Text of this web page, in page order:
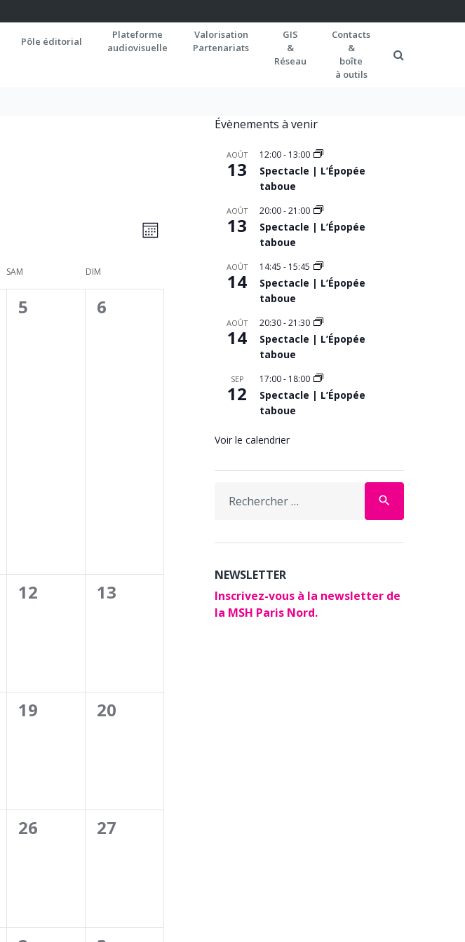
Pôle éditorial
Plateforme
audiovisuelle
Valorisation
Partenariats
GIS
&
Réseau
Contacts
&
boîte
à outils
NAVIGATION
CONSULTATIONS
Navigation
Évènement
MOIS
SAM DIM
0
5
0
6
0
12
0
13
0
19
0
20
0
26
0
27
Évènements à venir
AOÛT
13
12:00- 13:00
Spectacle | L’Épopée
taboue
AOÛT
13
20:00-21:00
Spectacle | L’Épopée
taboue
AOÛT
14
14:45 - 15:45
Spectacle | L’Épopée
taboue
AOÛT
14
20:30-21:30
Spectacle | L’Épopée
taboue
SEP
12
17:00- 18:00
Spectacle | L’Épopée
taboue
Voir le calendrier
for:
search
NEWSLETTER
Inscrivez-vous à la newsletter de
la MSH Paris Nord.